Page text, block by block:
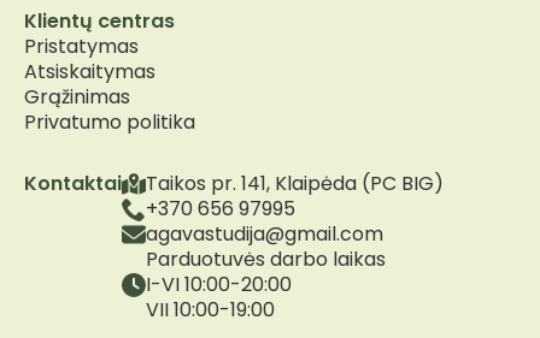
Kontaktai
Taikos pr. 141, Klaipėda (PC BIG)
+370 656 97995
agavastudija@gmail.com
Parduotuvės darbo laikas
I-VI 10:00-20:00
VII 10:00-19:00
Klientų centras
Pristatymas
Atsiskaitymas
Grąžinimas
Privatumo politika